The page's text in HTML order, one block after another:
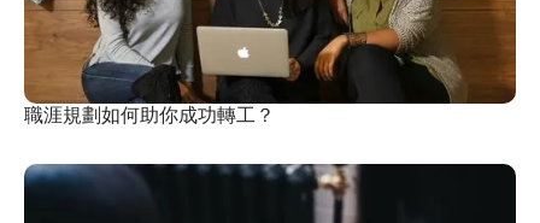
職涯規劃如何助你成功轉工？